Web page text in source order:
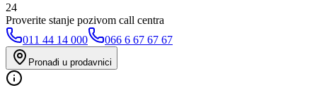
24
Proverite stanje pozivom call centra
011 44 14 000
066 6 67 67 67
Pronađi u prodavnici